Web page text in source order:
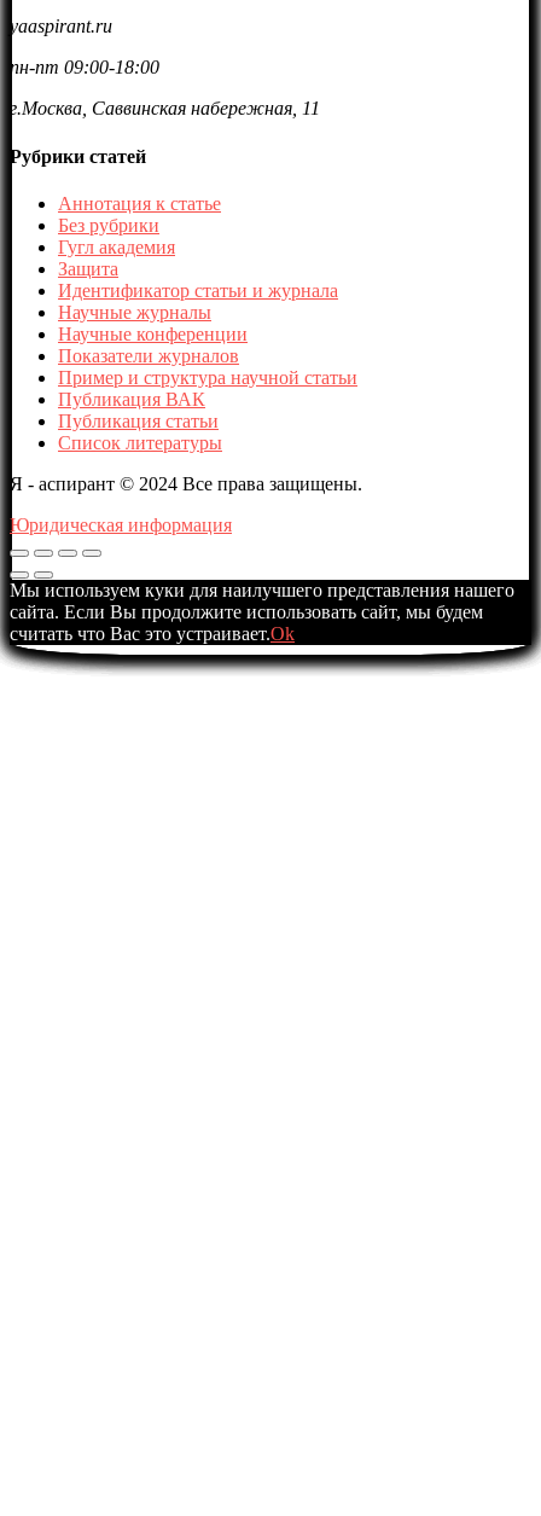
yaaspirant.ru
пн-пт 09:00-18:00
г.Москва, Саввинская набережная, 11
Рубрики статей
Аннотация к статье
Без рубрики
Гугл академия
Защита
Идентификатор статьи и журнала
Научные журналы
Научные конференции
Показатели журналов
Пример и структура научной статьи
Публикация ВАК
Публикация статьи
Список литературы
Я - аспирант © 2024 Все права защищены.
Юридическая информация
Мы используем куки для наилучшего представления нашего
сайта. Если Вы продолжите использовать сайт, мы будем
считать что Вас это устраивает.Ok